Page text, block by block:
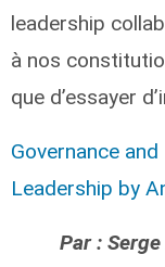
leadership
à nos
que d’essayer
Governance
Leadership by
Par :